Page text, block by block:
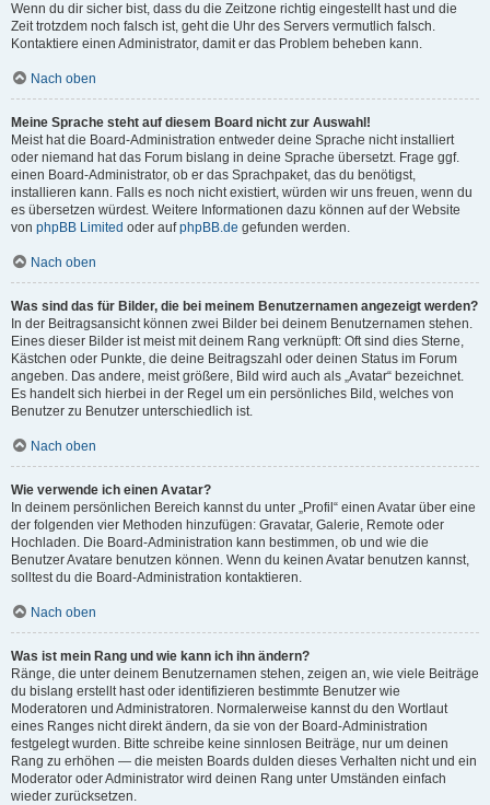
Wenn du dir sicher bist, dass du die Zeitzone richtig eingestellt hast und die
Zeit trotzdem noch falsch ist, geht die Uhr des Servers vermutlich falsch.
Kontaktiere einen Administrator, damit er das Problem beheben kann.
Nach oben
Meine Sprache steht auf diesem Board nicht zur Auswahl!
Meist hat die Board-Administration entweder deine Sprache nicht installiert
oder niemand hat das Forum bislang in deine Sprache übersetzt. Frage ggf.
einen Board-Administrator, ob er das Sprachpaket, das du benötigst,
installieren kann. Falls es noch nicht existiert, würden wir uns freuen, wenn du
es übersetzen würdest. Weitere Informationen dazu können auf der Website
von phpBB Limited oder aufphpBB.de gefunden werden.
Nach oben
Was sind das für Bilder, die bei meinem Benutzernamen angezeigt werden?
In der Beitragsansicht können zwei Bilder bei deinem Benutzernamen stehen.
Eines dieser Bilder ist meist mit deinem Rang verknüpft: Oft sind dies Sterne,
Kästchen oder Punkte, die deine Beitragszahl oder deinen Status im Forum
angeben. Das andere, meist größere, Bild wird auch als „Avatar“ bezeichnet.
Es handelt sich hierbei in der Regel um ein persönliches Bild, welches von
Benutzer zu Benutzer unterschiedlich ist.
Nach oben
Wie verwende ich einen Avatar?
In deinem persönlichen Bereich kannst du unter „Profil“ einen Avatar über eine
der folgenden vier Methoden hinzufügen: Gravatar, Galerie, Remote oder
Hochladen. Die Board-Administration kann bestimmen, ob und wie die
Benutzer Avatare benutzen können. Wenn du keinen Avatar benutzen kannst,
solltest du die Board-Administration kontaktieren.
Nach oben
Was ist mein Rang und wie kann ich ihn ändern?
Ränge, die unter deinem Benutzernamen stehen, zeigen an, wie viele Beiträge
du bislang erstellt hast oder identifizieren bestimmte Benutzer wie
Moderatoren und Administratoren. Normalerweise kannst du den Wortlaut
eines Ranges nicht direkt ändern, da sie von der Board-Administration
festgelegt wurden. Bitte schreibe keine sinnlosen Beiträge, nur um deinen
Rang zu erhöhen — die meisten Boards dulden dieses Verhalten nicht und ein
Moderator oder Administrator wird deinen Rang unter Umständen einfach
wieder zurücksetzen.